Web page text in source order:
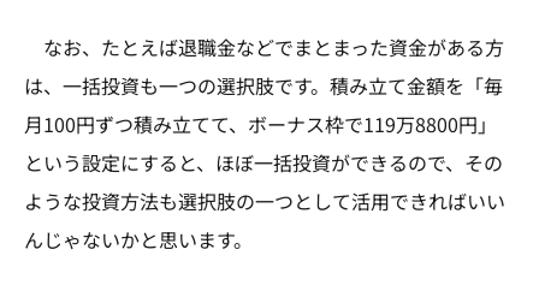
なお、たとえば退職金などでまとまった資金がある方
は、一括投資も一つの選択肢です。積み立て金額を「毎
月100円ずつ積み立てて、ボーナス枠で119万8800円」
という設定にすると、ほぼ一括投資ができるので、その
ような投資方法も選択肢の一つとして活用できればいい
んじゃないかと思います。